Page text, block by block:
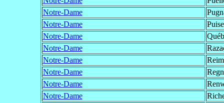
Notre-Dame
Notre-Dame
Notre-Dame
Notre-Dame
Notre-Dame
Notre-Dame
Notre-Dame
Notre-Dame